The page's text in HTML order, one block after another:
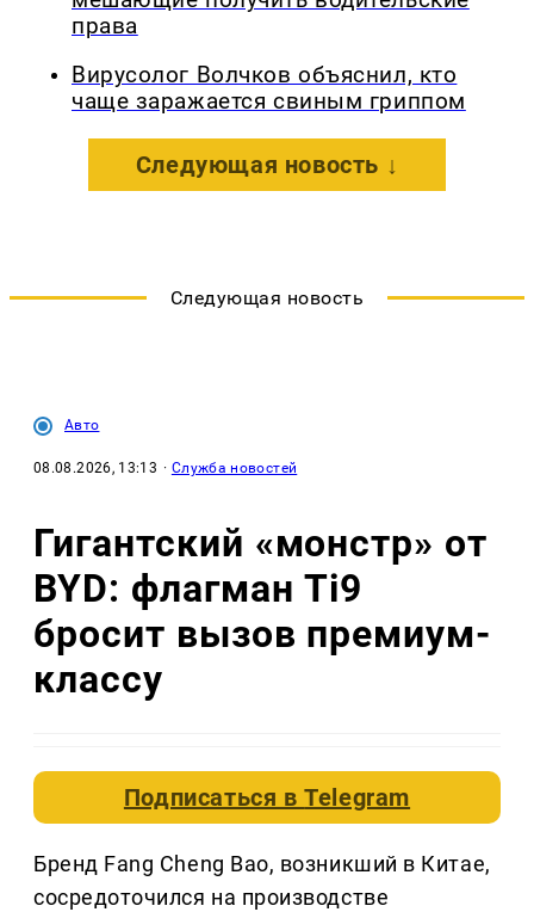
права
Вирусолог Волчков объяснил, кто
чаще заражается свиным гриппом
Следующая новость ↓
Следующая новость
Авто
08.08.2026, 13:13 · Служба новостей
Гигантский «монстр» от
BYD: флагман Ti9
бросит вызов премиум-
классу
Подписаться вTelegram
Бренд Fang Cheng Bao, возникший в Китае,
сосредоточился на производстве